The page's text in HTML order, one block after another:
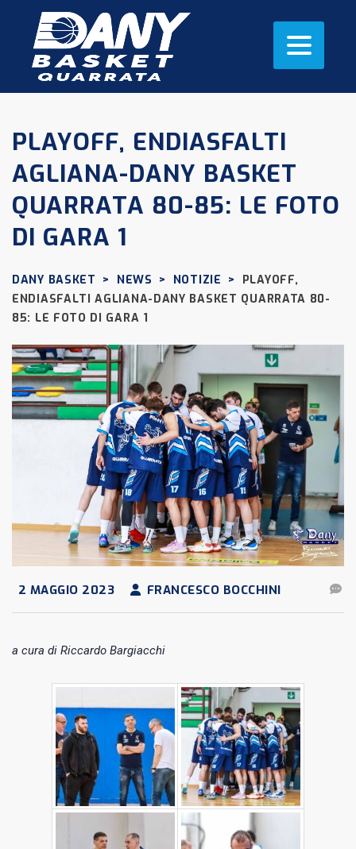
PLAYOFF, ENDIASFALTI
AGLIANA-DANY BASKET
QUARRATA 80-85: LE FOTO
DI GARA 1
DANY BASKET > NEWS > NOTIZIE >
PLAYOFF,
ENDIASFALTI AGLIANA-DANY BASKET QUARRATA 80-
85: LE FOTO DI GARA 1
2 MAGGIO 2023 FRANCESCO BOCCHINI
a cura di Riccardo Bargiacchi